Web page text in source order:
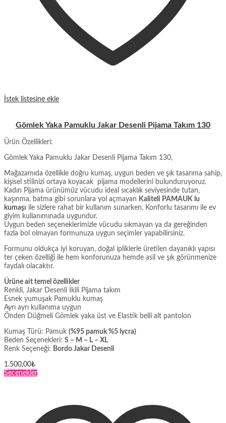
İstek listesine ekle
Gömlek Yaka Pamuklu Jakar Desenli Pijama Takım 130
Ürün Özellikleri:
Gömlek Yaka Pamuklu Jakar Desenli Pijama Takım 130,
Mağazamıda özellikle doğru kumaş, uygun beden ve şık tasarıma sahip,
kişisel stilinizi ortaya koyacak pijama modellerini bulunduruyoruz.
Kadın Pijama ürünümüz vücudu ideal sıcaklık seviyesinde tutan,
kaşınma, batma gibi sorunlara yol açmayan Kaliteli PAMAUK lu
kumaşı ile sizlere rahat bir kullanım sunarken, Konforlu tasarımı ile ev
giyim kullanımınada uygundur.
Uygun beden seçeneklerimizle vücudu sıkmayan ya da gereğinden
fazla bol olmayan formunuza uygun seçimler yapabilirsiniz.
Formunu oldukça iyi koruyan, doğal ipliklerle üretilen dayanıklı yapısı
ter çeken özelliği ile hem konforunuza hemde asil ve şık görünmenize
faydalı olacaktır.
Ürüne ait temel özellikler
Renkli, Jakar Desenli İkili Pijama takım
Esnek yumuşak Pamuklu kumaş
Ayrı ayrı kullanıma uygun
Önden Düğmeli Gömlek yaka üst ve Elastik belli alt pantolon
Kumaş Türü: Pamuk (%95 pamuk %5 lycra)
Beden Seçenekleri: S – M – L – XL
Renk Seçeneği: Bordo Jakar Desenli
1.500,00₺
SeçeneklerBu
varyasyonu
var.